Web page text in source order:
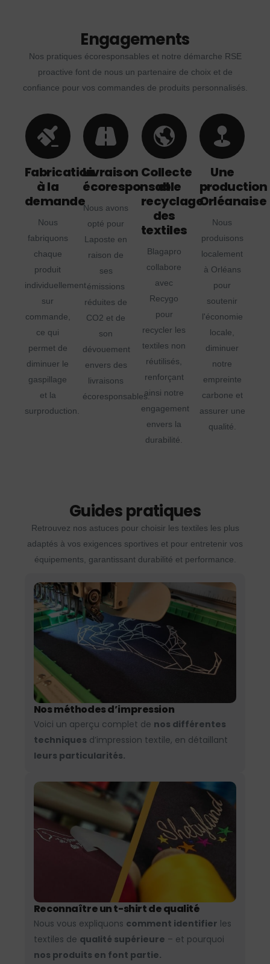
Engagements
Nos pratiques écoresponsables et notre démarche RSE
proactive font de nous un partenaire de choix et de
confiance pour vos commandes de produits personnalisés.
Fabrication
à la
demande
Nous
fabriquons
chaque
produit
individuellement
sur
commande,
ce qui
permet de
diminuer le
gaspillage
et la
surproduction.
Livraison
écoresponsable
Nous avons
opté pour
Laposte en
raison de
ses
émissions
réduites de
CO2 et de
son
dévouement
envers des
livraisons
écoresponsables.
Collecte
et
recyclage
des
textiles
Blagapro
collabore
avec
Recygo
pour
recycler les
textiles non
réutilisés,
renforçant
ainsi notre
engagement
envers la
durabilité.
Une
production
Orléanaise
Nous
produisons
localement
à Orléans
pour
soutenir
l'économie
locale,
diminuer
notre
empreinte
carbone et
assurer une
qualité.
Guides pratiques
Retrouvez nos astuces pour choisir les textiles les plus
adaptés à vos exigences sportives et pour entretenir vos
équipements, garantissant durabilité et performance.
Nos méthodes d’impression
Voici un aperçu complet de nos différentes
techniques d’impression textile, en détaillant
leurs particularités.
Reconnaître un t-shirt de qualité
Nous vous expliquons comment identifier les
textiles de qualité supérieure – et pourquoi
nos produits en font partie.